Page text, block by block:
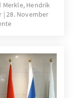
Hendrik
28. November